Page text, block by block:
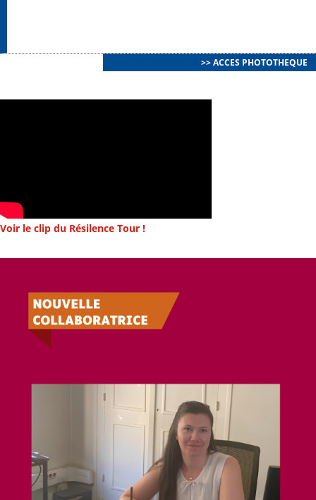
>> ACCES PHOTOTHEQUE
Voir le clip du Résilence Tour !